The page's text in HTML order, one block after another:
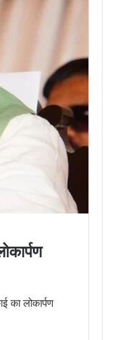
का लोकार्पण